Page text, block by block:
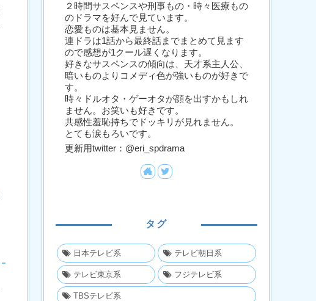
２時間サスペンスや刑事もの・時々医療もの
のドラマを好んで見ています。
恋愛ものは基本見ません。
連ドラは1話から最終話までまとめて見ます
ので感想が1クール遅くなります。
好きなサスペンスの傾向は、天才系主人公、
暗いものよりコメディ色が強いものが好きで
す。
時々ドルオタ・ゲーオタが顔を出すかもしれ
ません。お笑いも好きです。
共感性羞恥持ちでドッキリが見れません。
とても涙もろいです。
更新用twitter：@eri_spdrama
タグ
日本テレビ系 テレビ朝日系
テレビ東京系 フジテレビ系
TBSテレビ系